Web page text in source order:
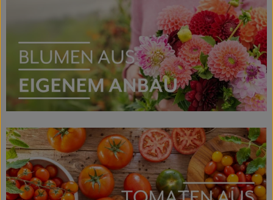
Vorratskammer
Süßes & Salziges
Drogerie